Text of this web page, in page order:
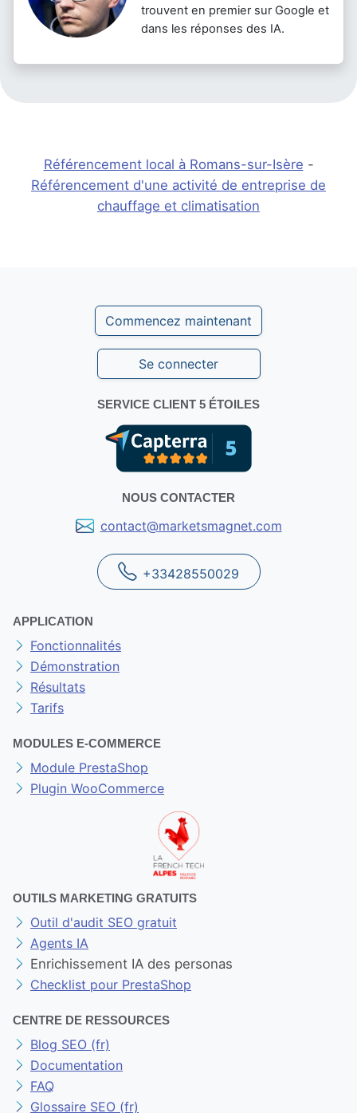
trouvent en premier sur Google et
dans les réponses des IA.
Référencement local à Romans-sur-Isère -
Référencement d'une activité de entreprise de
chauffage et climatisation
Commencez maintenant
Se connecter
SERVICE CLIENT 5 ÉTOILES
NOUS CONTACTER
contact@marketsmagnet.com
+33428550029
APPLICATION
Fonctionnalités
Démonstration
Résultats
Tarifs
MODULES E-COMMERCE
Module PrestaShop
Plugin WooCommerce
OUTILS MARKETING GRATUITS
Outil d'audit SEO gratuit
Agents IA
Enrichissement IA des personas
Checklist pour PrestaShop
CENTRE DE RESSOURCES
Blog SEO (fr)
Documentation
FAQ
Glossaire SEO (fr)